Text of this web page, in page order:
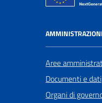
Aree
Documenti e dati
Organi di